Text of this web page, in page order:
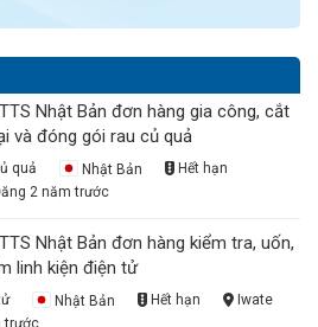
Nhật Bản đơn hàng gia công, cắt
và đóng gói rau củ quả
quả Nhật Bản
Hết hạn
2 năm trước
Nhật Bản đơn hàng kiểm tra, uốn,
linh kiện điện tử
Nhật Bản Hết hạn
Iwate